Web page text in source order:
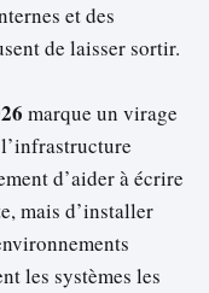
et des
de laisser sortir.
marque un virage
d’aider à écrire
mais d’installer
les systèmes les